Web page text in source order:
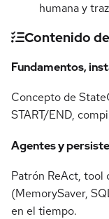
humana y
Contenido
Fundamentos,
Concepto de
START/END,
Agentes y
Patrón ReAct, tool
(MemorySaver,
en el tiempo.